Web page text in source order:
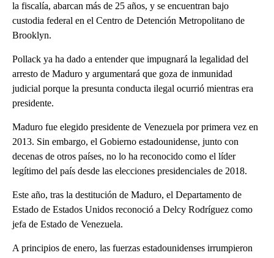
la fiscalía, abarcan más de 25 años, y se encuentran bajo
custodia federal en el Centro de Detención Metropolitano de
Brooklyn.
Pollack ya ha dado a entender que impugnará la legalidad del
arresto de Maduro y argumentará que goza de inmunidad
judicial porque la presunta conducta ilegal ocurrió mientras era
presidente.
Maduro fue elegido presidente de Venezuela por primera vez en
2013. Sin embargo, el Gobierno estadounidense, junto con
decenas de otros países, no lo ha reconocido como el líder
legítimo del país desde las elecciones presidenciales de 2018.
Este año, tras la destitución de Maduro, el Departamento de
Estado de Estados Unidos reconoció a Delcy Rodríguez como
jefa de Estado de Venezuela.
A principios de enero, las fuerzas estadounidenses irrumpieron